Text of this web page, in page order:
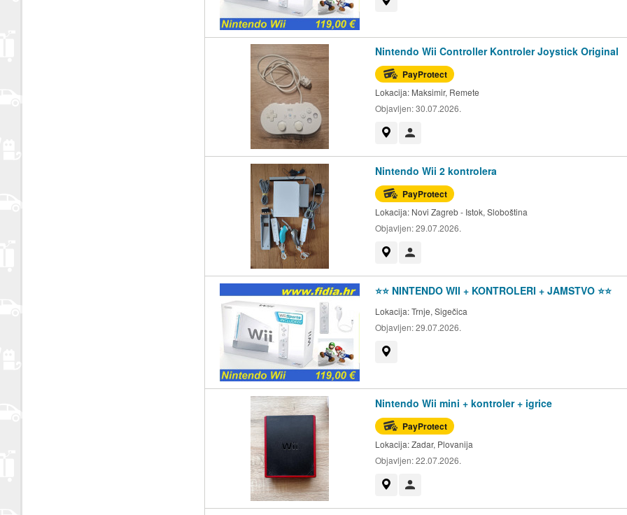
Nintendo Wii Controller Kontroler Joystick Original
PayProtect
Lokacija: Maksimir, Remete
Objavljen:30.07.2026.
Nintendo Wii 2 kontrolera
PayProtect
Lokacija: Novi Zagreb - Istok, Sloboština
Objavljen:29.07.2026.
⭐️⭐️ NINTENDO WII + KONTROLERI + JAMSTVO ⭐️⭐️
Lokacija:Trnje, Sigečica
Objavljen:29.07.2026.
Nintendo Wii mini + kontroler + igrice
PayProtect
Lokacija:Zadar, Plovanija
Objavljen:22.07.2026.